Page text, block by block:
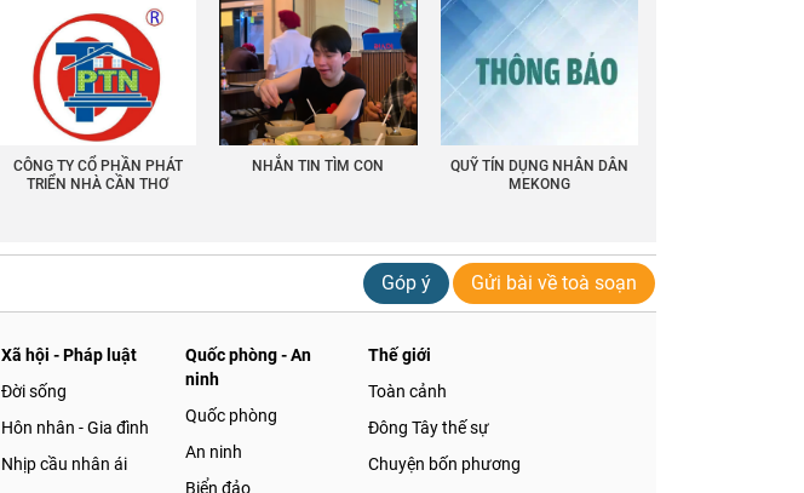
CÔNG TY CỔ PHẦN PHÁT
TRIỂN NHÀ CẦN THƠ
NHẮN TIN TÌM CON
QUỸ TÍN DỤNG NHÂN DÂN
MEKONG
Góp ý Gửi bài về toà soạn
Xã hội - Pháp luật
Đời sống
Hôn nhân - Gia đình
Nhịp cầu nhân ái
Quốc phòng - An
ninh
Quốc phòng
An ninh
Biển đảo
Thế giới
Toàn cảnh
Đông Tây thế sự
Chuyện bốn phương